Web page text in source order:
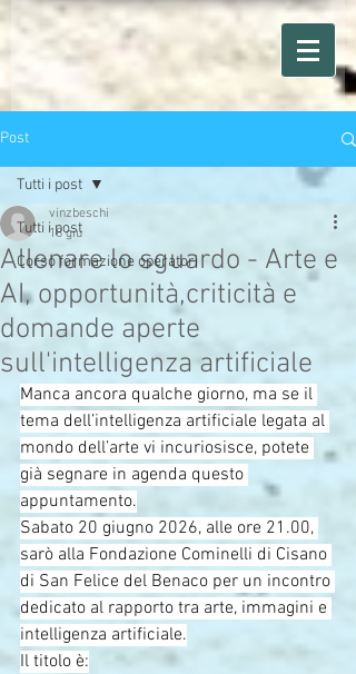
Post
Tutti i post
Corso formazione operatori
Tutti i post
Allenare lo sguardo - Arte e
AI, opportunità,criticità e
domande aperte
sull'intelligenza artificiale
vinzbeschi
18 giu
Manca ancora qualche giorno, ma se il
tema dell’intelligenza artificiale legata al
mondo dell’arte vi incuriosisce, potete
già segnare in agenda questo
appuntamento.
Sabato 20 giugno 2026, alle ore 21.00,
sarò alla Fondazione Cominelli di Cisano
di San Felice del Benaco per un incontro
dedicato al rapporto tra arte, immagini e
intelligenza artificiale.
Il titolo è: